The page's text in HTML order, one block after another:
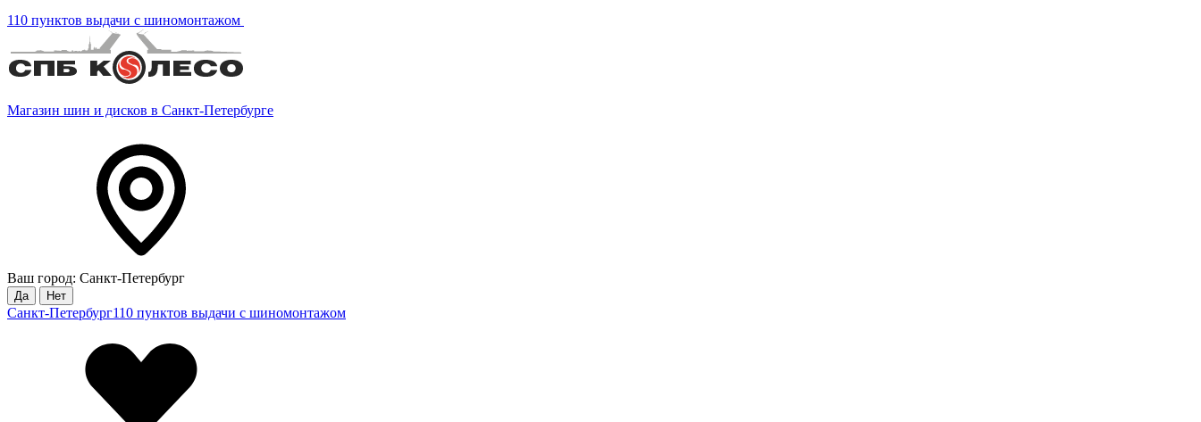
110 пунктов выдачи с шиномонтажом
Магазин шин и дисков в Санкт-Петербурге
Ваш город: Санкт-Петербург
Да Нет
Санкт-Петербург110 пунктов выдачи с шиномонтажом